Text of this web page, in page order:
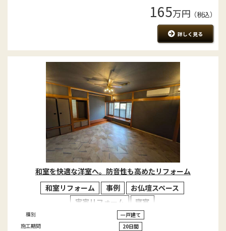
165万円 （税込）
詳しく見る
和室を快適な洋室へ。防音性も高めたリフォーム
和室リフォーム
事例
お仏壇スペース
実家リフォーム
寝室
種別
一戸建て
施工期間
20日間